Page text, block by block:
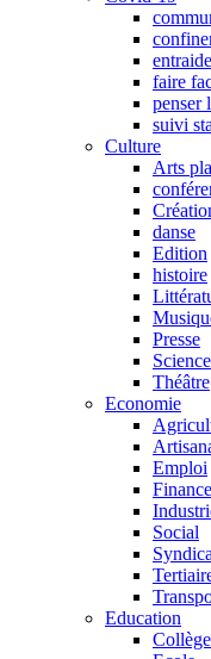
entraide
faire
penser
suivi
Culture
Arts
danse
Edition
histoire
Presse
Théâtre
Economie
Emploi
Finance
Social
Education